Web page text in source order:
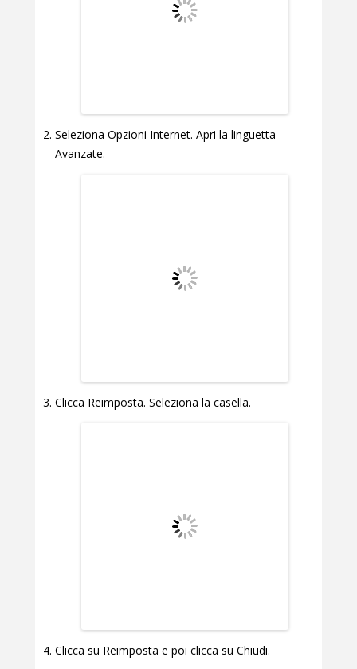
Seleziona Opzioni Internet. Apri la linguetta
Avanzate.
Clicca Reimposta. Seleziona la casella.
Clicca su Reimposta e poi clicca su Chiudi.